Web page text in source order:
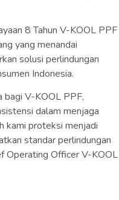
8 Tahun V-KOOL PPF
yang menandai
solusi perlindungan
Indonesia.
bagi V-KOOL PPF,
dalam menjaga
kami proteksi menjadi
standar perlindungan
Operating Officer V-KOOL